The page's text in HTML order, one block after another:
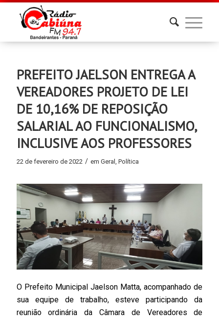
PREFEITO JAELSON ENTREGA A
VEREADORES PROJETO DE LEI
DE 10,16% DE REPOSIÇÃO
SALARIAL AO FUNCIONALISMO,
INCLUSIVE AOS PROFESSORES
22 de fevereiro de 2022 / em Geral , Política
O Prefeito Municipal Jaelson Matta, acompanhado de
sua equipe de trabalho, esteve participando da
reunião ordinária da Câmara de Vereadores de